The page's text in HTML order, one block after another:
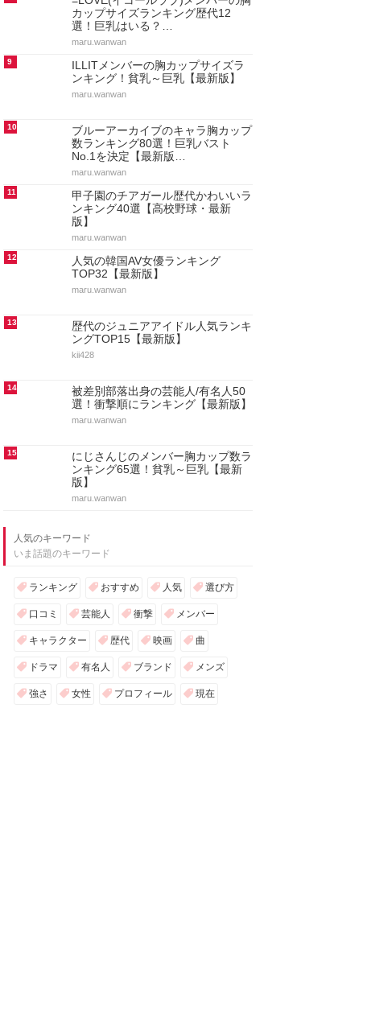
カップサイズランキング歴代12
選！巨乳はいる？…
maru.wanwan
9
ILLITメンバーの胸カップサイズラ
ンキング！貧乳～巨乳【最新版】
maru.wanwan
10
ブルーアーカイブのキャラ胸カップ
数ランキング80選！巨乳バスト
No.1を決定【最新版…
maru.wanwan
11
甲子園のチアガール歴代かわいいラ
ンキング40選【高校野球・最新
版】
maru.wanwan
12
人気の韓国AV女優ランキング
TOP32【最新版】
maru.wanwan
13
歴代のジュニアアイドル人気ランキ
ングTOP15【最新版】
kii428
14
被差別部落出身の芸能人/有名人50
選！衝撃順にランキング【最新版】
maru.wanwan
15
にじさんじのメンバー胸カップ数ラ
ンキング65選！貧乳～巨乳【最新
版】
maru.wanwan
人気のキーワード
いま話題のキーワード
ランキング おすすめ 人気 選び方
口コミ 芸能人 衝撃 メンバー
キャラクター 歴代 映画 曲
ドラマ 有名人 ブランド メンズ
強さ 女性 プロフィール 現在